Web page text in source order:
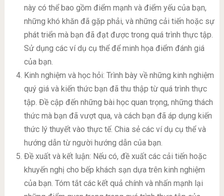
này có thể bao gồm điểm mạnh và điểm yếu của bạn,
những khó khăn đã gặp phải, và những cải tiến hoặc sự
phát triển mà bạn đã đạt được trong quá trình thực tập.
Sử dụng các ví dụ cụ thể để minh họa điểm đánh giá
của bạn.
Kinh nghiệm và học hỏi: Trình bày về những kinh nghiệm
quý giá và kiến thức bạn đã thu thập từ quá trình thực
tập. Đề cập đến những bài học quan trọng, những thách
thức mà bạn đã vượt qua, và cách bạn đã áp dụng kiến
thức lý thuyết vào thực tế. Chia sẻ các ví dụ cụ thể và
hướng dẫn từ người hướng dẫn của bạn.
Đề xuất và kết luận: Nếu có, đề xuất các cải tiến hoặc
khuyến nghị cho bếp khách sạn dựa trên kinh nghiệm
của bạn. Tóm tắt các kết quả chính và nhấn mạnh lại